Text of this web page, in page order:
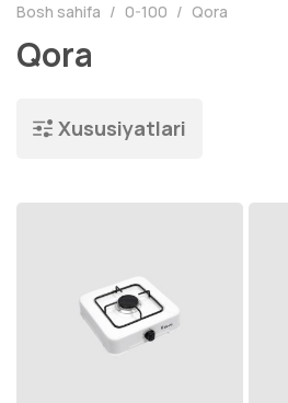
Bosh sahifa 0-100 Qora
Qora
Xususiyatlari